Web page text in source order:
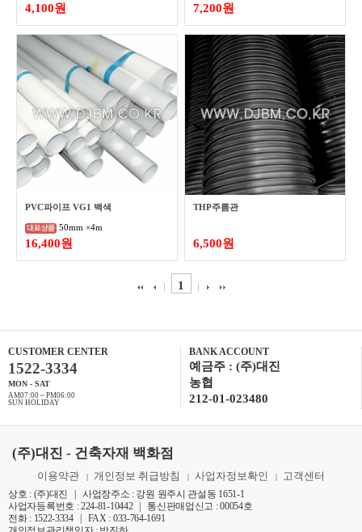
4,100원 7,200원
PVC파이프 VG1 백색
50mm ×4m
16,400원
THP주름관
6,500원
1
CUSTOMER CENTER
1522-3334
MON - SAT
AM07:00 ~ PM06:00
SUN HOLIDAY
BANK ACCOUNT
예금주 : (주)대진
농협
212-01-023480
(주)대진 - 건축자재 백화점
이용약관 | 개인정보 취급방침 | 사업자정보확인 | 고객센터
상호 : (주)대진 | 사업장주소 : 강원 원주시 관설동 1651-1
사업자등록번호 : 224-81-10442 | 통신판매업신고 : 00054호
전화 : 1522-3334 | FAX : 033-764-1691